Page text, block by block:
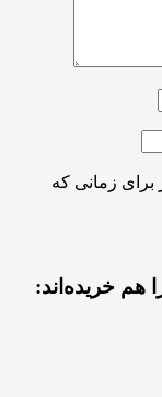
برای زمانی که
هم خریده‌اند: